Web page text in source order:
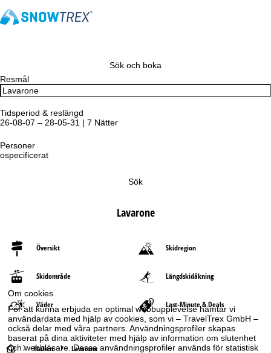
Om cookies
För att kunna erbjuda en optimal webbupplevelse hämtar vi
användardata med hjälp av cookies, som vi – TravelTrex GmbH –
också delar med våra partners. Användningsprofiler skapas
baserat på dina aktiviteter med hjälp av information om slutenhet
och webbläsare. Dessa användningsprofiler används för statistisk
Sök och boka
Resmål
Tidsperiod & reslängd
26-08-07 – 28-05-31 | 7 Nätter
Personer
ospecificerat
Sök
Lavarone
Översikt Skidregion
Skidområde Längdskidåkning
Väder Last-Minute & Deals
S Italien Lavarone